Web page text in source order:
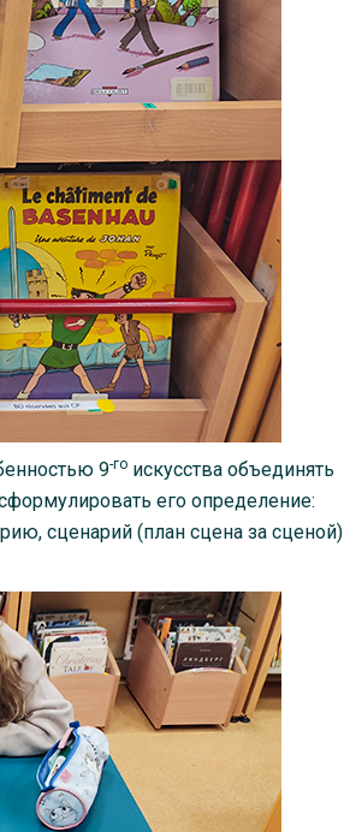
9-го искусства объединять
его определение:
сценарий (план сцена за сценой)